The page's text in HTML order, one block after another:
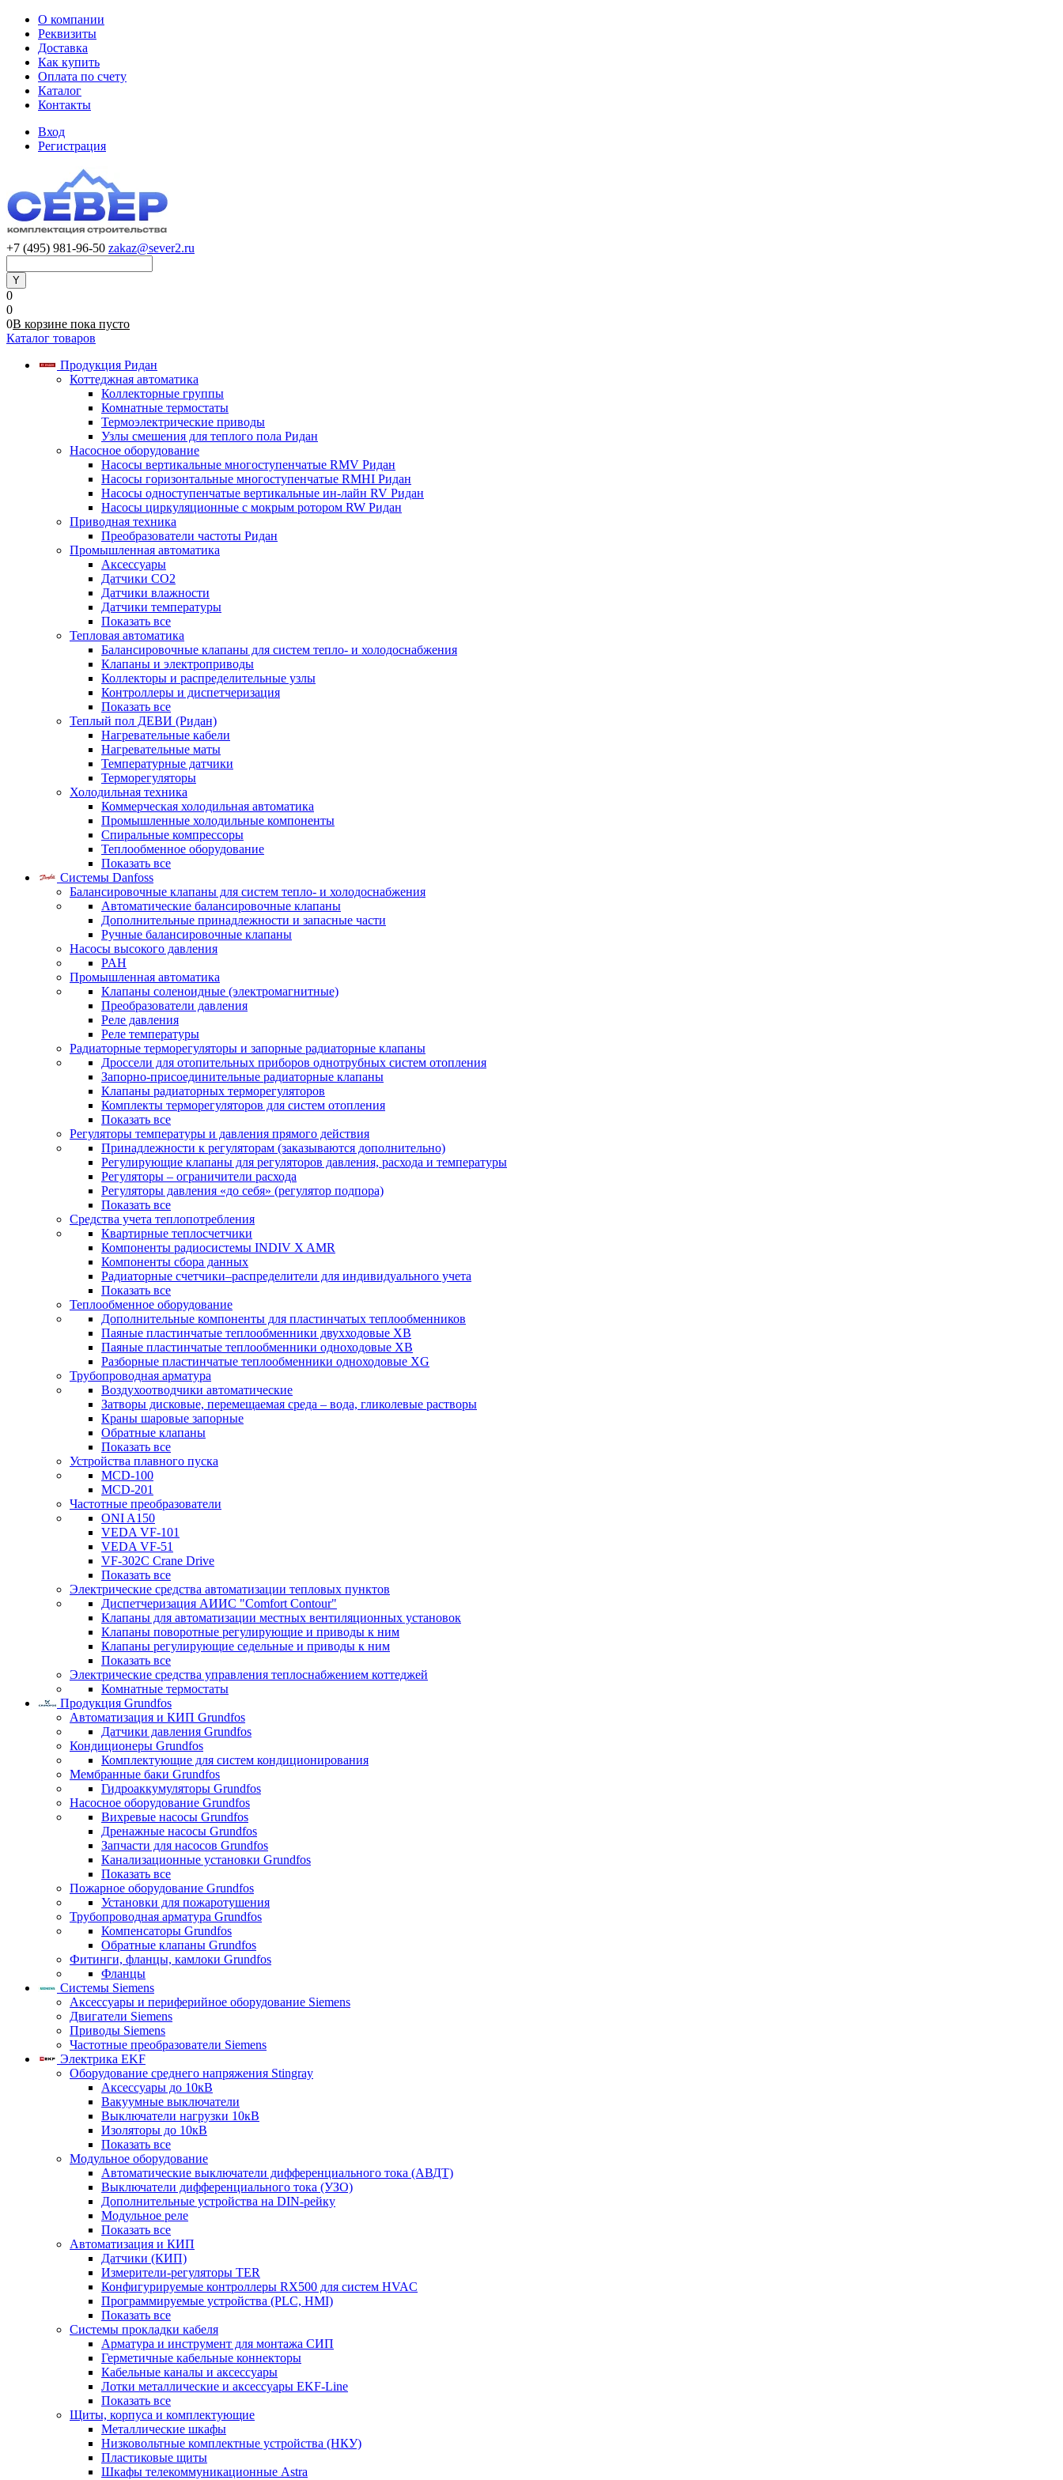
О компании
Реквизиты
Доставка
Как купить
Оплата по счету
Каталог
Контакты
Вход
Регистрация
+7 (495) 981-96-50 zakaz@sever2.ru
0
0
0В корзине пока пусто
Каталог товаров
Продукция Ридан
Коттеджная автоматика
Коллекторные группы
Комнатные термостаты
Термоэлектрические приводы
Узлы смешения для теплого пола Ридан
Насосное оборудование
Насосы вертикальные многоступенчатые RMV Ридан
Насосы горизонтальные многоступенчатые RMHI Ридан
Насосы одноступенчатые вертикальные ин-лайн RV Ридан
Насосы циркуляционные с мокрым ротором RW Ридан
Приводная техника
Преобразователи частоты Ридан
Промышленная автоматика
Аксессуары
Датчики CO2
Датчики влажности
Датчики температуры
Показать все
Тепловая автоматика
Балансировочные клапаны для систем тепло- и холодоснабжения
Клапаны и электроприводы
Коллекторы и распределительные узлы
Контроллеры и диспетчеризация
Показать все
Теплый пол ДЕВИ (Ридан)
Нагревательные кабели
Нагревательные маты
Температурные датчики
Терморегуляторы
Холодильная техника
Коммерческая холодильная автоматика
Промышленные холодильные компоненты
Спиральные компрессоры
Теплообменное оборудование
Показать все
Системы Danfoss
Балансировочные клапаны для систем тепло- и холодоснабжения
Автоматические балансировочные клапаны
Дополнительные принадлежности и запасные части
Ручные балансировочные клапаны
Насосы высокого давления
PAH
Промышленная автоматика
Клапаны соленоидные (электромагнитные)
Преобразователи давления
Реле давления
Реле температуры
Радиаторные терморегуляторы и запорные радиаторные клапаны
Дроссели для отопительных приборов однотрубных систем отопления
Запорно-присоединительные радиаторные клапаны
Клапаны радиаторных терморегуляторов
Комплекты терморегуляторов для систем отопления
Показать все
Регуляторы температуры и давления прямого действия
Принадлежности к регуляторам (заказываются дополнительно)
Регулирующие клапаны для регуляторов давления, расхода и температуры
Регуляторы – ограничители расхода
Регуляторы давления «до себя» (регулятор подпора)
Показать все
Средства учета теплопотребления
Квартирные теплосчетчики
Компоненты радиосистемы INDIV X AMR
Компоненты сбора данных
Радиаторные счетчики–распределители для индивидуального учета
Показать все
Теплообменное оборудование
Дополнительные компоненты для пластинчатых теплообменников
Паяные пластинчатые теплообменники двухходовые XB
Паяные пластинчатые теплообменники одноходовые ХВ
Разборные пластинчатые теплообменники одноходовые ХG
Трубопроводная арматура
Воздухоотводчики автоматические
Затворы дисковые, перемещаемая среда – вода, гликолевые растворы
Краны шаровые запорные
Обратные клапаны
Показать все
Устройства плавного пуска
MCD-100
MCD-201
Частотные преобразователи
ONI A150
VEDA VF-101
VEDA VF-51
VF-302C Crane Drive
Показать все
Электрические средства автоматизации тепловых пунктов
Диспетчеризация АИИС "Comfort Contour"
Клапаны для автоматизации местных вентиляционных установок
Клапаны поворотные регулирующие и приводы к ним
Клапаны регулирующие седельные и приводы к ним
Показать все
Электрические средства управления теплоснабжением коттеджей
Комнатные термостаты
Продукция Grundfos
Автоматизация и КИП Grundfos
Датчики давления Grundfos
Кондиционеры Grundfos
Комплектующие для систем кондиционирования
Мембранные баки Grundfos
Гидроаккумуляторы Grundfos
Насосное оборудование Grundfos
Вихревые насосы Grundfos
Дренажные насосы Grundfos
Запчасти для насосов Grundfos
Канализационные установки Grundfos
Показать все
Пожарное оборудование Grundfos
Установки для пожаротушения
Трубопроводная арматура Grundfos
Компенсаторы Grundfos
Обратные клапаны Grundfos
Фитинги, фланцы, камлоки Grundfos
Фланцы
Системы Siemens
Аксессуары и периферийное оборудование Siemens
Двигатели Siemens
Приводы Siemens
Частотные преобразователи Siemens
Электрика EKF
Оборудование среднего напряжения Stingray
Аксессуары до 10кВ
Вакуумные выключатели
Выключатели нагрузки 10кВ
Изоляторы до 10кВ
Показать все
Модульное оборудование
Автоматические выключатели дифференциального тока (АВДТ)
Выключатели дифференциального тока (УЗО)
Дополнительные устройства на DIN-рейку
Модульное реле
Показать все
Автоматизация и КИП
Датчики (КИП)
Измерители-регуляторы TER
Конфигурируемые контроллеры RX500 для систем HVAC
Программируемые устройства (PLC, HMI)
Показать все
Системы прокладки кабеля
Арматура и инструмент для монтажа СИП
Герметичные кабельные коннекторы
Кабельные каналы и аксессуары
Лотки металлические и аксессуары EKF-Line
Показать все
Щиты, корпуса и комплектующие
Металлические шкафы
Низковольтные комплектные устройства (НКУ)
Пластиковые щиты
Шкафы телекоммуникационные Astra